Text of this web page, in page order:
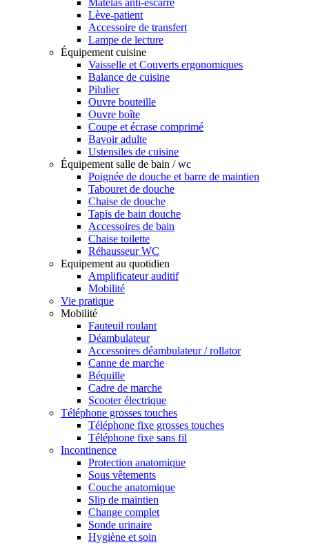
Matelas anti-escarre
Lève-patient
Accessoire de transfert
Lampe de lecture
Équipement cuisine
Vaisselle et Couverts ergonomiques
Balance de cuisine
Pilulier
Ouvre bouteille
Ouvre boîte
Coupe et écrase comprimé
Bavoir adulte
Ustensiles de cuisine
Équipement salle de bain / wc
Poignée de douche et barre de maintien
Tabouret de douche
Chaise de douche
Tapis de bain douche
Accessoires de bain
Chaise toilette
Réhausseur WC
Equipement au quotidien
Amplificateur auditif
Mobilité
Vie pratique
Mobilité
Fauteuil roulant
Déambulateur
Accessoires déambulateur / rollator
Canne de marche
Béquille
Cadre de marche
Scooter électrique
Téléphone grosses touches
Téléphone fixe grosses touches
Téléphone fixe sans fil
Incontinence
Protection anatomique
Sous vêtements
Couche anatomique
Slip de maintien
Change complet
Sonde urinaire
Hygiène et soin